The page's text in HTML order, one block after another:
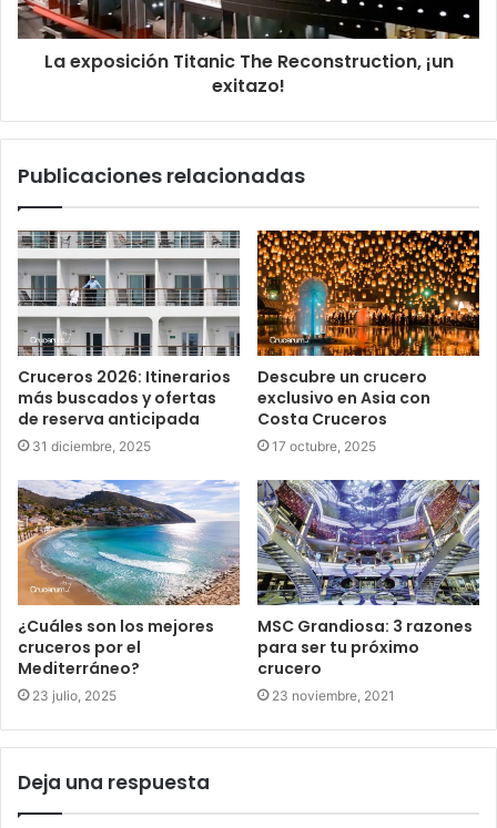
La exposición Titanic The Reconstruction, ¡un
exitazo!
Publicaciones relacionadas
Cruceros 2026: Itinerarios
más buscados y ofertas
de reserva anticipada
31 diciembre, 2025
Descubre un crucero
exclusivo en Asia con
Costa Cruceros
17 octubre, 2025
¿Cuáles son los mejores
cruceros por el
Mediterráneo?
23 julio, 2025
MSC Grandiosa: 3 razones
para ser tu próximo
crucero
23 noviembre, 2021
Deja una respuesta